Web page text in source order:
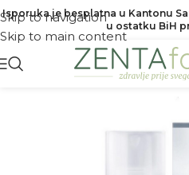
Skip to navigation
Skip to main content
Isporuka je besplatna u Kantonu
u ostatku BiH